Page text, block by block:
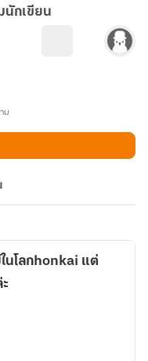
นักเขียน
ม
นโลกhonkai แต่